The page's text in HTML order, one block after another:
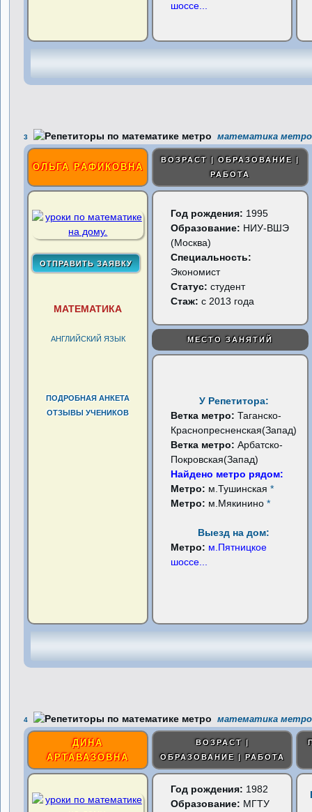
шоссе
3 математика
ОЛЬГА РАФИКОВНА
ВОЗРАСТ | ОБРАЗОВАНИЕ |
РАБОТА
МАТЕМАТИКА
АНГЛИЙСКИЙ ЯЗЫК
ПОДРОБНАЯ АНКЕТА
ОТЗЫВЫ УЧЕНИКОВ
Год рождения: 1995
Образование: НИУ-ВШЭ
(Москва)
Специальность:
Экономист
Статус:студент
Стаж: с 2013 года
МЕСТО ЗАНЯТИЙ
У Репетитора:
Ветка метро:Таганско-
Краснопресненская(Запад)
Ветка метро:Арбатско-
Покровская(Запад)
Найдено метро рядом:
Метро: м.Тушинская*
Метро: м.Мякинино*
Выезд на дом:
Метро: м.Пятницкое
шоссе
4 математика
ДИНА
АРТАВАЗОВНА
ВОЗРАСТ |
ОБРАЗОВАНИЕ | РАБОТА
Год рождения: 1982
Образование: МГТУ